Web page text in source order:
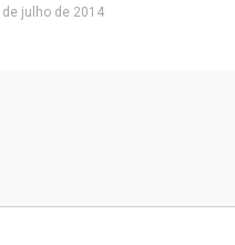
de julho de 2014